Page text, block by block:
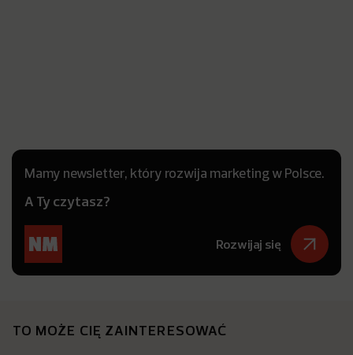
Mamy newsletter, który rozwija marketing w Polsce.
A Ty czytasz?
Rozwijaj się
TO MOŻE CIĘ ZAINTERESOWAĆ